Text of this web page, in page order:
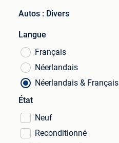
Autos : Divers
Langue
Français
Néerlandais
Néerlandais & Français
État
Neuf
Reconditionné